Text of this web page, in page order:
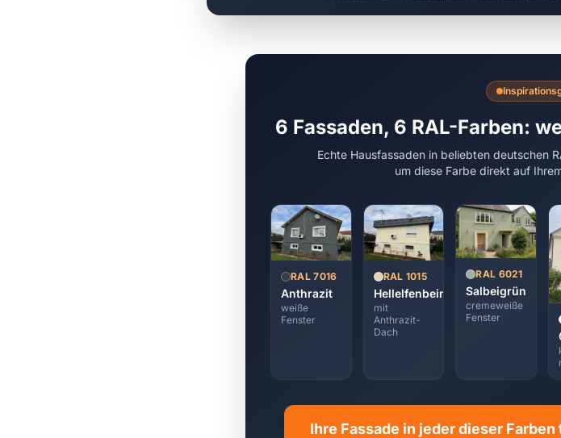
6 Fassaden, 6 RAL-Farben:
Echte Hausfassaden in beliebten deutschen
um diese Farbe direkt auf
RAL 7016
Anthrazit
weiße
Fenster
RAL 1015
Hellelfenbein
mit
Anthrazit-
Dach
RAL 6021
Salbeigrün
cremeweiße
Fenster
Ihre Fassade in jeder dieser